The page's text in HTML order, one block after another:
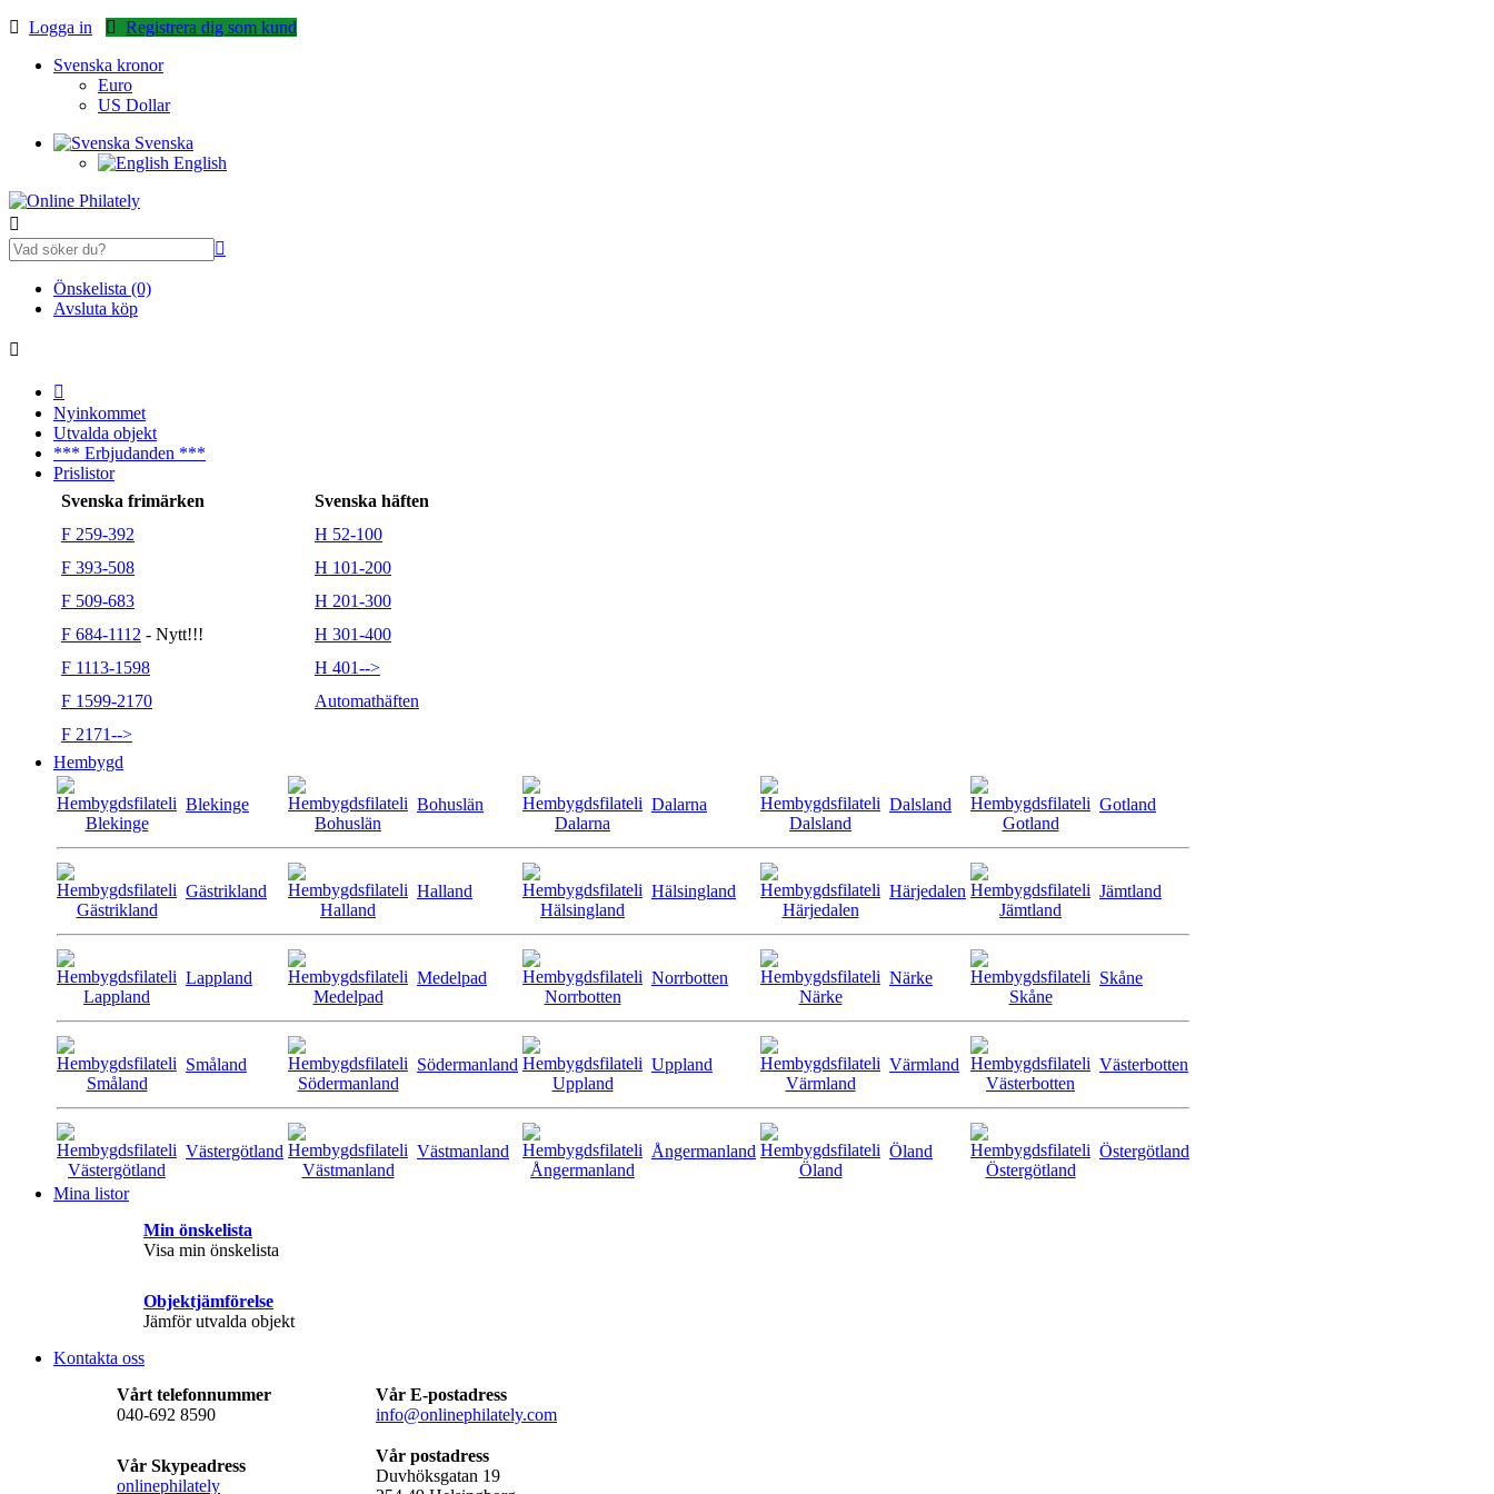
Logga in
Registrera dig som kund
Svenska kronor
Euro
US Dollar
Svenska
English
Önskelista (0)
Avsluta köp
Nyinkommet
Utvalda objekt
*** Erbjudanden ***
Prislistor
Svenska frimärken
Svenska häften
F 259-392
H 52-100
F 393-508
H 101-200
F 509-683
H 201-300
F 684-1112 - Nytt!!!
H 301-400
F 1113-1598
H 401-->
F 1599-2170
Automathäften
F 2171-->
Hembygd
Blekinge Bohuslän Dalarna Dalsland Gotland
Gästrikland Halland Hälsingland Härjedalen Jämtland
Lappland Medelpad Norrbotten Närke Skåne
Småland Södermanland Uppland Värmland Västerbotten
Västergötland Västmanland Ångermanland Öland Östergötland
Mina listor
Min önskelista
Visa min önskelista
Objektjämförelse
Jämför utvalda objekt
Kontakta oss
Vårt telefonnummer
040-692 8590
Vår E-postadress
info@onlinephilately.com
Vår Skypeadress
onlinephilately
Vår postadress
Duvhöksgatan 19